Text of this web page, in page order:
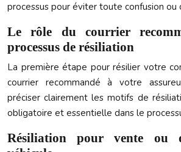
processus pour éviter toute confusion ou
Le rôle du courrier
processus de résiliation
La première étape pour résilier votre
courrier recommandé à votre
préciser clairement les motifs de
obligatoire et essentielle dans le
Résiliation pour vente ou